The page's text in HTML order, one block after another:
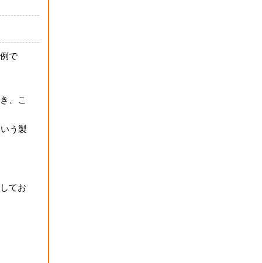
で
、こ
う製
てお